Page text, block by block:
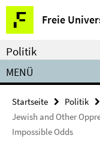
Springe
direkt
zu
Inhalt
Freie
Service-
Navigation
Politik
MENÜ
Startseite Politik
Jewish and Other
Impossible Odds